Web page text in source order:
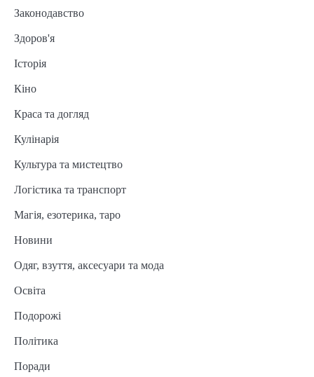
Законодавство
Здоров'я
Історія
Кіно
Краса та догляд
Кулінарія
Культура та мистецтво
Логістика та транспорт
Магія, езотерика, таро
Новини
Одяг, взуття, аксесуари та мода
Освіта
Подорожі
Політика
Поради